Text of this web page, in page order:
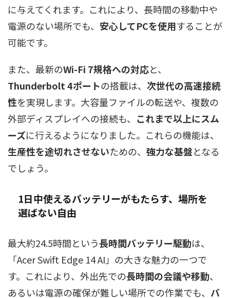
に与えてくれます。これにより、長時間の移動中や
電源のない場所でも、 安心してPCを使用することが
可能です。
また、最新のWi-Fi 7規格への対応と、
Thunderbolt 4ポートの搭載は、 次世代の高速接続
性を実現します。大容量ファイルの転送や、複数の
外部ディスプレイへの接続も、 これまで以上にスム
ーズに行えるようになりました。これらの機能は、
生産性を途切れさせないための、 強力な基盤となる
でしょう。
1日中使えるバッテリーがもたらす、場所を
選ばない自由
最大約24.5時間という長時間バッテリー駆動は、
「Acer Swift Edge 14 AI」の大きな魅力の一つで
す。これにより、外出先での長時間の会議や移動、
あるいは電源の確保が難しい場所での作業でも、 バ